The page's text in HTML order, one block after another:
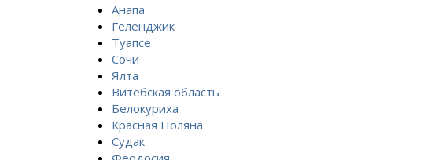
Анапа
Геленджик
Туапсе
Сочи
Ялта
Витебская область
Белокуриха
Красная Поляна
Судак